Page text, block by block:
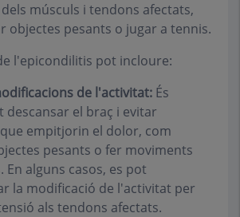
músculs i tendons afectats,
objectes pesants o jugar a tennis.
l'epicondilitis pot incloure:
de l'activitat: És
el braç i evitar
empitjorin el dolor, com
pesants o fer moviments
En alguns casos, es pot
la modificació de l'activitat per
als tendons afectats.